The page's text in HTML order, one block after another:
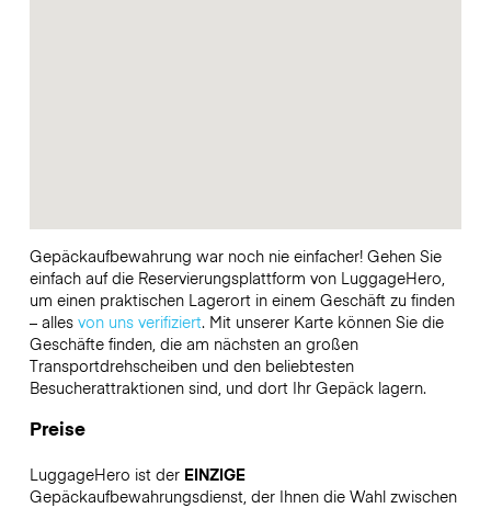
Gepäckaufbewahrung war noch nie einfacher! Gehen Sie
einfach auf die Reservierungsplattform von LuggageHero,
um einen praktischen Lagerort in einem Geschäft zu finden
– alles von uns verifiziert. Mit unserer Karte können Sie die
Geschäfte finden, die am nächsten an großen
Transportdrehscheiben und den beliebtesten
Besucherattraktionen sind, und dort Ihr Gepäck lagern.
Preise
LuggageHero ist der EINZIGE
Gepäckaufbewahrungsdienst, der Ihnen die Wahl zwischen